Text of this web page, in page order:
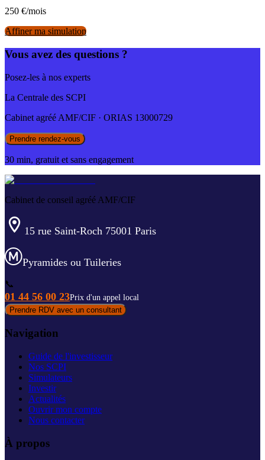
250 €/mois
Affiner ma simulation
Vous avez des questions ?
Posez-les à nos experts
La Centrale des SCPI
Cabinet agréé AMF/CIF · ORIAS 13000729
Prendre rendez-vous
30 min, gratuit et sans engagement
Cabinet de conseil agréé AMF/CIF
15 rue Saint-Roch 75001 Paris
Pyramides ou Tuileries
📞
01 44 56 00 23Prix d'un appel local
Prendre RDV avec un consultant
Navigation
Guide de l'investisseur
Nos SCPI
Simulateurs
Investir
Actualités
Ouvrir mon compte
Nous contacter
À propos